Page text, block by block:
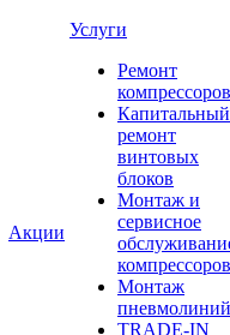
Акции
Услуги
Ремонт
компрессоров
Капитальный
ремонт
винтовых
блоков
Монтаж и
сервисное
компрессоров
Монтаж
пневмолиний
TRADE-IN